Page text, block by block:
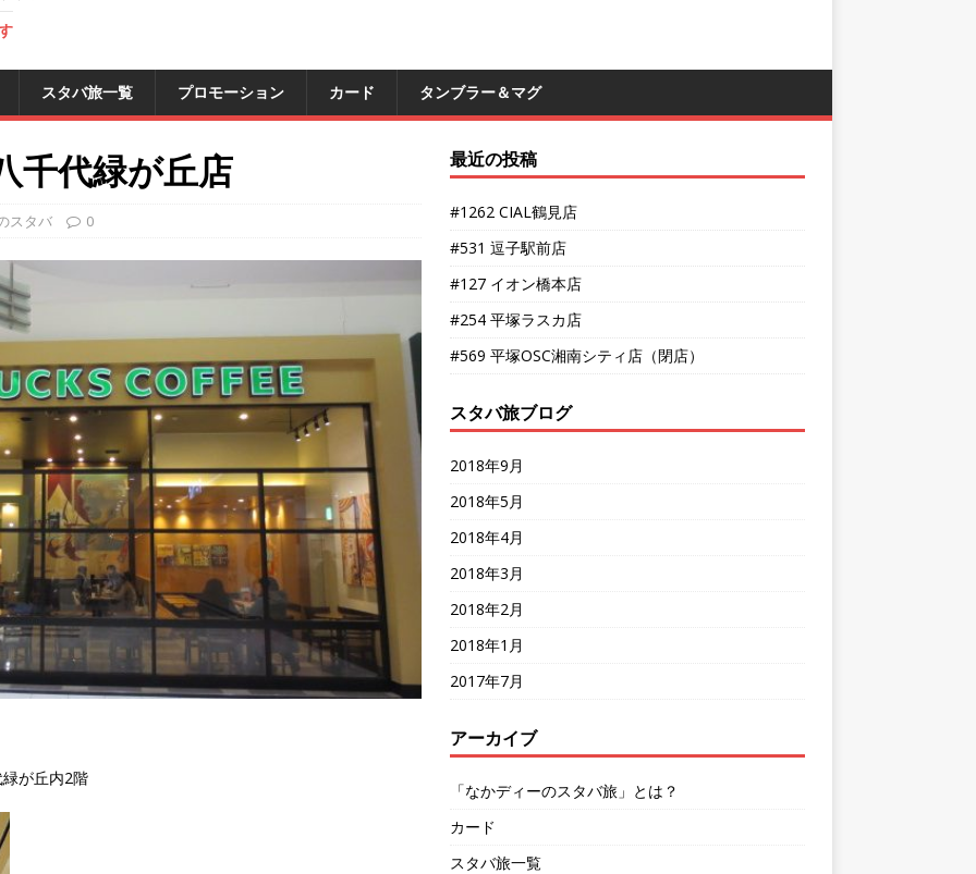
スタバ旅一覧 プロモーション カード タンブラー＆マグ
千代緑が丘店
スタバ 0
が丘内2階
最近の投稿
#1262 CIAL鶴見店
#531 逗子駅前店
#127 イオン橋本店
#254 平塚ラスカ店
#569 平塚OSC湘南シティ店（閉店）
スタバ旅ブログ
2018年9月
2018年5月
2018年4月
2018年3月
2018年2月
2018年1月
2017年7月
アーカイブ
「なかディーのスタバ旅」とは？
カード
スタバ旅一覧